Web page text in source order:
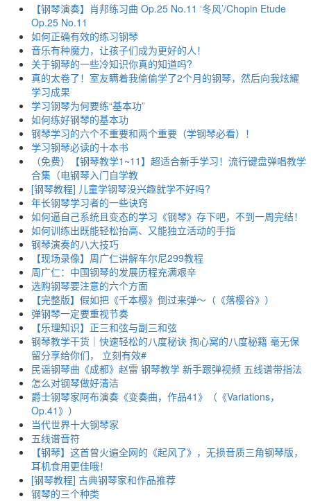
【钢琴演奏】肖邦练习曲 Op.25 No.11 ‘冬风’/Chopin Etude
Op.25 No.11
如何正确有效的练习钢琴
音乐有种魔力，让孩子们成为更好的人！
关于钢琴的一些冷知识你真的知道吗?
真的太卷了！室友瞒着我偷偷学了2个月的钢琴，然后向我炫耀
学习成果
学习钢琴为何要练“基本功”
如何练好钢琴的基本功
钢琴学习的六个不重要和两个重要（学钢琴必看）！
学习钢琴必读的十本书
（免费）【钢琴教学1~11】超适合新手学习！流行键盘弹唱教学
合集（电钢琴入门自学教
[钢琴教程] 儿童学钢琴没兴趣就学不好吗?
年长钢琴学习者的一些诀窍
如何逼自己系统且变态的学习《钢琴》存下吧，不到一周完结！
如何训练出既能轻松抬高、又能独立活动的手指
钢琴演奏的八大技巧
【现场录像】周广仁讲解车尔尼299教程
周广仁：中国钢琴的发展历程充满艰辛
选购钢琴要注意的六个方面
【完整版】假如把《千本樱》倒过来弹～（《落樱谷》）
弹钢琴一定要重视节奏
【乐理知识】正三和弦与副三和弦
钢琴教学干货｜快速轻松的八度秘诀 掏心窝的八度秘籍 毫无保
留分享给你们， 立刻有效#
民谣钢琴曲《成都》赵雷 钢琴教学 新手跟弹视频 五线谱带指法
怎么对钢琴做好清洁
爵士钢琴家阿布演奏《变奏曲，作品41》（《Variations，
Op.41》）
当代世界十大钢琴家
五线谱音符
【钢琴】这首曾火遍全网的《起风了》，无损音质三角钢琴版，
耳机食用更佳哦！
[钢琴教程] 古典钢琴家和作品推荐
钢琴的三个种类